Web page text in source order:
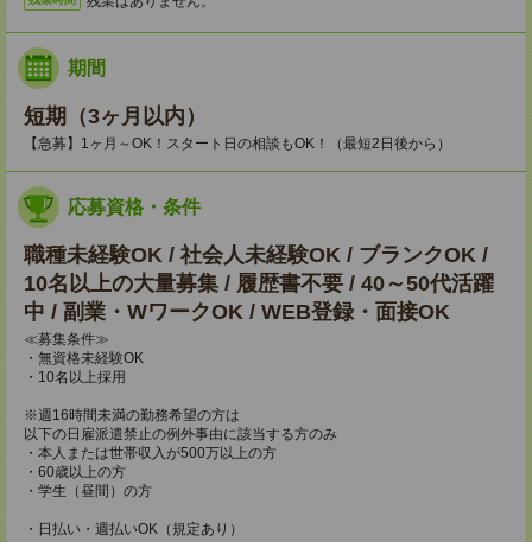
期間
短期（3ヶ月以内）
【急募】1ヶ月～OK！スタート日の相談もOK！（最短2日後から）
応募資格・条件
職種未経験OK / 社会人未経験OK / ブランクOK /
10名以上の大量募集 / 履歴書不要 / 40～50代活躍
中 / 副業・WワークOK / WEB登録・面接OK
≪募集条件≫
・無資格未経験OK
・10名以上採用
※週16時間未満の勤務希望の方は
以下の日雇派遣禁止の例外事由に該当する方のみ
・本人または世帯収入が500万以上の方
・60歳以上の方
・学生（昼間）の方
・日払い・週払いOK（規定あり）